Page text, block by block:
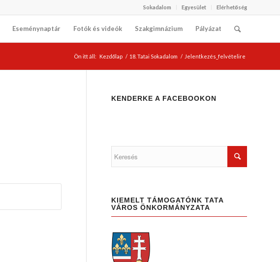
Sokadalom Egyesület Elérhetőség
Eseménynaptár Fotók és videók Szakgimnázium Pályázat
Ön itt áll: Kezdőlap / 18. Tatai Sokadalom / Jelentkezés_felvételire
KENDERKE A FACEBOOKON
KIEMELT TÁMOGATÓNK TATA
VÁROS ÖNKORMÁNYZATA